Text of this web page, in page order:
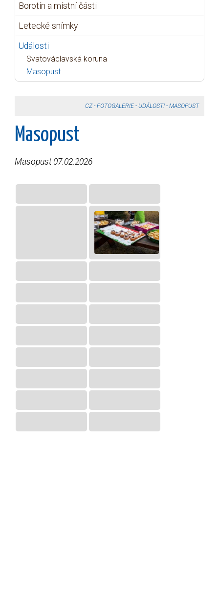
Borotín a místní části
Letecké snímky
Události
Svatováclavská koruna
Masopust
CZ-FOTOGALERIE-UDÁLOSTI-MASOPUST
Masopust
Masopust 07.02.2026